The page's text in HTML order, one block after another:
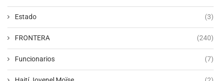
Estado (3)
FRONTERA (240)
Funcionarios (7)